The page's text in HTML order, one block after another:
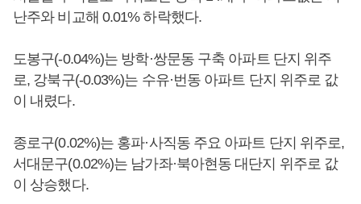
난주와 비교해 0.01% 하락했다.
도봉구(-0.04%)는 방학·쌍문동 구축 아파트 단지 위주
로, 강북구(-0.03%)는 수유·번동 아파트 단지 위주로 값
이 내렸다.
종로구(0.02%)는 홍파·사직동 주요 아파트 단지 위주로,
서대문구(0.02%)는 남가좌·북아현동 대단지 위주로 값
이 상승했다.